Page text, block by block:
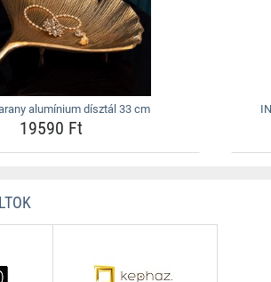
alumínium dísztál 33 cm
19590 Ft